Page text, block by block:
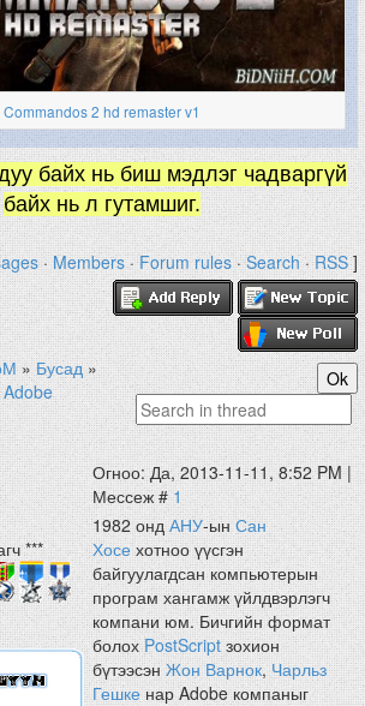
Commandos 2 hd remaster v1
байх нь биш мэдлэг чадваргүй
байх нь л гутамшиг.
·Members·Forum rules·Search·RSS]
» Бусад »
Adobe
Огноо: Да, 2013-11-11, 8:52 PM |
Мессеж #1
***
1982 ондАНУ-ынСан
Хосехотноо үүсгэн
байгуулагдсан компьютерын
програм хангамж үйлдвэрлэгч
компани юм. Бичгийн формат
болохPostScriptзохион
бүтээсэнЖон Варнок,Чарльз
Гешкенар Adobe компаныг